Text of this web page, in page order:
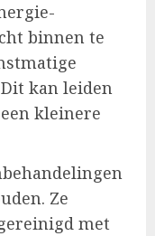
binnen te
kan leiden
kleinere
Ze
met